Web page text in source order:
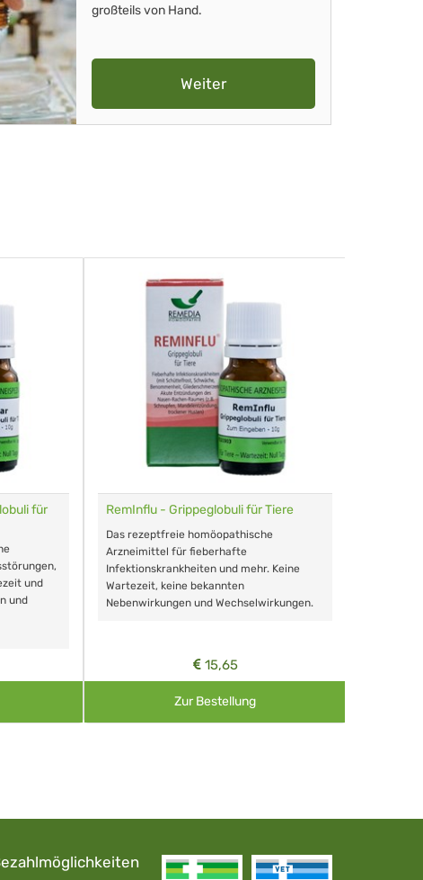
großteils von Hand.
Weiter
für
und
und
RemInflu - Grippeglobuli für Tiere
Das rezeptfreie homöopathische
Arzneimittel für fieberhafte
Infektionskrankheiten und mehr. Keine
Wartezeit, keine bekannten
Nebenwirkungen und Wechselwirkungen.
15,65
Zur Bestellung